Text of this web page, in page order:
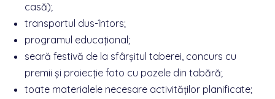
casă);
transportul dus-întors;
programul educațional;
seară festivă de la sfârșitul taberei, concurs cu
premii și proiecție foto cu pozele din tabără;
toate materialele necesare activităților planificate;